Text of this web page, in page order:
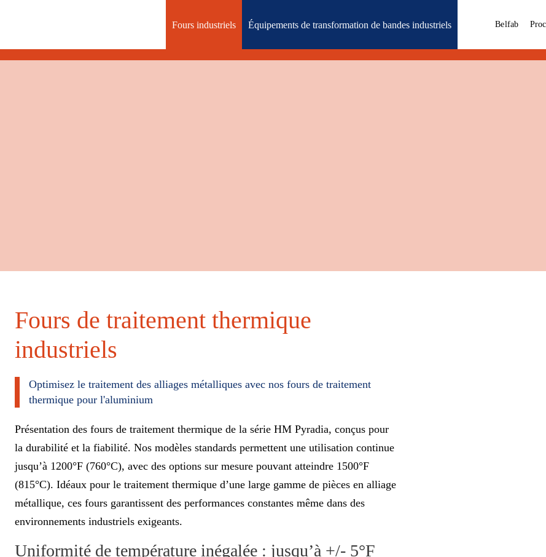
Fours industriels Équipements de transformation de bandes industriels Belfab
Fours de traitement thermique
industriels
Optimisez le traitement des alliages métalliques avec nos fours de traitement
thermique pour l'aluminium
Présentation des fours de traitement thermique de la série HM Pyradia, conçus pour
la durabilité et la fiabilité. Nos modèles standards permettent une utilisation continue
jusqu’à 1200°F (760°C), avec des options sur mesure pouvant atteindre 1500°F
(815°C). Idéaux pour le traitement thermique d’une large gamme de pièces en alliage
métallique, ces fours garantissent des performances constantes même dans des
environnements industriels exigeants.
Uniformité de température inégalée : jusqu’à +/- 5°F